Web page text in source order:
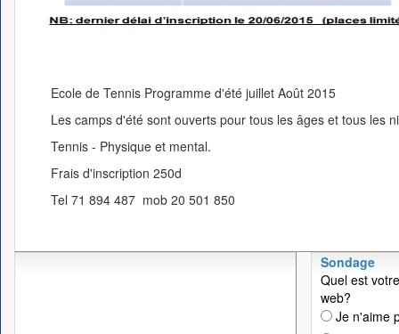
Ecole de Tennis Programme d'été juillet Août 2015
Les camps d'été sont ouverts pour tous les âges et tous les
Tennis - Physique et mental.
Frais d'inscription 250d
Tel 71 894 487 mob 20 501 850
Sondage
Quel est
web?
Je n'aime